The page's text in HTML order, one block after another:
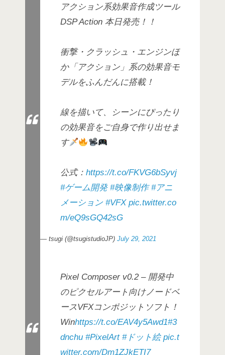
アクション系効果音作成ツール
DSP Action 本日発売！！
衝撃・クラッシュ・エンジンほ
か「アクション」系の効果音モ
デルをふんだんに搭載！
線を描いて、シーンにぴったり
の効果音をご自身で作り出せま
す
公式： https://t.co/FKVG6bSyvj
#ゲーム開発 #映像制作 #アニ
メーション #VFX pic.twitter.co
m/eQ9sGQ42sG
— tsugi (@tsugistudioJP) July 29, 2021
Pixel Composer v0.2 – 開発中
のピクセルアート向けノードベ
ースVFXコンポジットソフト！
Winhttps://t.co/EAV4y5Awd1#3
dnchu #PixelArt #ドット絵 pic.t
witter.com/Dm1ZJkETI7